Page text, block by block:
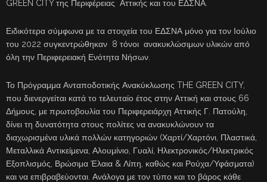
GREEN CITY της Περιφέρειας Αττικής και του ΕΔΣΝΑ.
Ειδικότερα σύμφωνα με τα στοιχεία του ΕΔΣΝΑ μόνο για τον Ιούλιο
του 2022 συγκεντρώθηκαν 8 τόνοι ανακυκλώσιμων υλικών από
όλη την Περιφερειακή Ενότητα Νήσων.
Το Πρόγραμμα Ανταποδοτικής Ανακύκλωσης THE GREEN CITY,
που διενεργείται κατά το τελευταίο έτος στην Αττική και στους 66
Δήμους, με πρωτοβουλία του Περιφερειάρχη Αττικής Γ. Πατούλη,
δίνει τη δυνατότητα στους πολίτες να ανακυκλώνουν τα
διαχωρισμένα υλικά πολλών κατηγοριών (Χαρτί/Χαρτόνι, Πλαστικά,
Μεταλλικά Αντικείμενα, Αλουμίνιο, Γυαλί, Ηλεκτρονικός/Ηλεκτρικός
Εξοπλισμός, Βρώσιμα Έλαια & Λίπη, καθώς και Ρούχα/Υφάσματα)
και να επιβραβεύονται. Ανάλογα με τον τύπο και το βάρος κάθε